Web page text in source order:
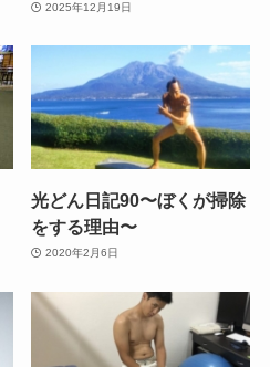
2025年12月19日
光どん日記90〜ぼくが掃除
をする理由〜
2020年2月6日